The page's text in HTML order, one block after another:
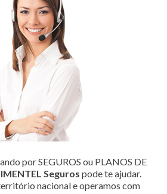
por SEGUROS ou PLANOS DE
Seguros pode te ajudar.
nacional e operamos com